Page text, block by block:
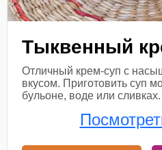
Тыквенный
Отличный крем-суп с
вкусом. Приготовить суп
бульоне, воде или сливках.